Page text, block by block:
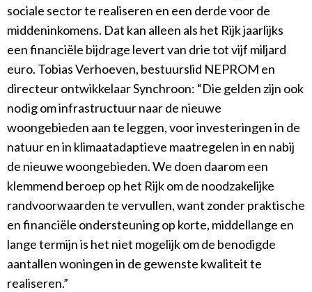
sociale sector te realiseren en een derde voor de
middeninkomens. Dat kan alleen als het Rijk jaarlijks
een financiële bijdrage levert van drie tot vijf miljard
euro. Tobias Verhoeven, bestuurslid NEPROM en
directeur ontwikkelaar Synchroon: “Die gelden zijn ook
nodig om infrastructuur naar de nieuwe
woongebieden aan te leggen, voor investeringen in de
natuur en in klimaatadaptieve maatregelen in en nabij
de nieuwe woongebieden. We doen daarom een
klemmend beroep op het Rijk om de noodzakelijke
randvoorwaarden te vervullen, want zonder praktische
en financiële ondersteuning op korte, middellange en
lange termijn is het niet mogelijk om de benodigde
aantallen woningen in de gewenste kwaliteit te
realiseren.”